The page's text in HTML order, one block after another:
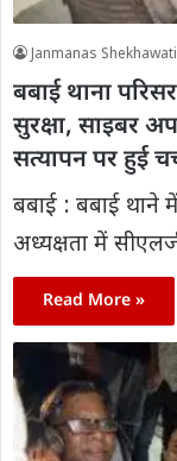
Janmanas Shekhawati
बबाई थाना
सुरक्षा, साइबर
सत्यापन पर हुई
बबाई : बबाई थाने
अध्यक्षता में
Read More »